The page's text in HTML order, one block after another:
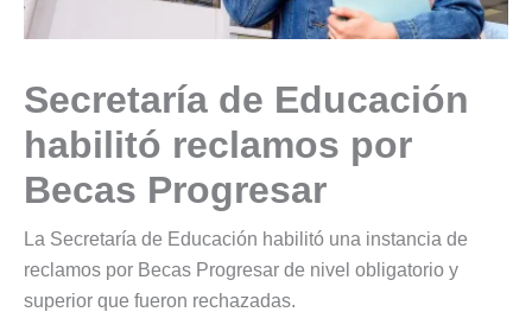
Secretaría de Educación
habilitó reclamos por
Becas Progresar
La Secretaría de Educación habilitó una instancia de
reclamos por Becas Progresar de nivel obligatorio y
superior que fueron rechazadas.